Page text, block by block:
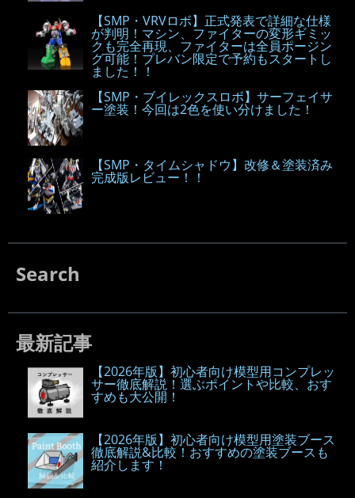
【SMP・VRVロボ】正式発表で詳細な仕様
が判明！マシン、ファイターの変形ギミッ
クも完全再現、ファイターは全員ポージン
グ可能！プレバン限定で予約もスタートし
ました！！
【SMP・ブイレックスロボ】サーフェイサ
ー塗装！今回は2色を使い分けました！
【SMP・タイムシャドウ】改修＆塗装済み
完成版レビュー！！
Search
最新記事
【2026年版】初心者向け模型用コンプレッ
サー徹底解説！選ぶポイントや比較、おす
すめも大公開！
【2026年版】初心者向け模型用塗装ブース
徹底解説&比較！おすすめの塗装ブースも
紹介します！